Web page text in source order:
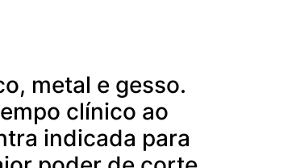
metal e gesso.
clínico ao
indicada para